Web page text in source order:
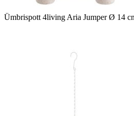
Ümbrispott 4living Aria Jumper Ø 14